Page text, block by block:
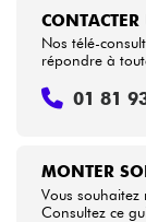
MONTER
Vous
Consultez ce
Nos télé-
répondre à
01 81